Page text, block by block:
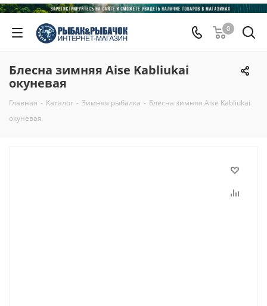
0
Блесна зимняя Aise Kabliukai
окуневая
Главная - Каталог - Зимняя рыбалка - Блесна зимняя Aise Kabliukai
окуневая